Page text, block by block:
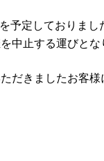
予定しておりま
中止する運びとな
だきましたお客